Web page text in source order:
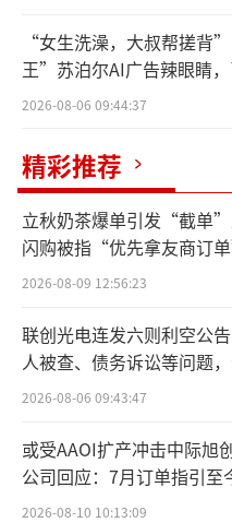
近期，北京大学
和知微研究院联合发
发展研究（2024)》
服爱好者的人数规模
998.1万人。
在越来越多的森
大大增加，各类电
服的重要平台之一。
服市场规模达到了
一件做工精美
元，从抖音下单到
三、四天。
“女生洗澡，大叔帮搓背
王”苏泊尔AI广告辣眼睛
2026-08-06 09:44:37
精彩推荐
立秋奶茶爆单引发“截单
闪购被指“优先拿友商订
贵的拿”
2026-08-09 12:56:23
联创光电连发六则利空公
人被查、债务诉讼等问题
所曾出具“保留意见”
2026-08-06 09:43:47
或受AAOI扩产冲击中际旭
公司回应：7月订单指引至
2026-08-10 10:13:09